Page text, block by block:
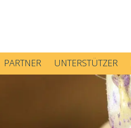
PARTNER UNTERSTÜTZER